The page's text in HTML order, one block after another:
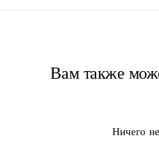
Вам также
Ничего